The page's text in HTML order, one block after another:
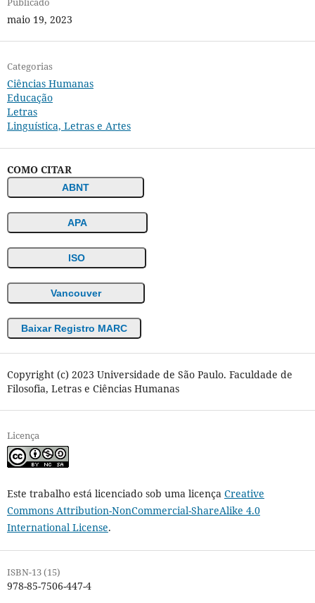
maio 19, 2023
Categorias
Ciências Humanas
Educação
Letras
Linguística, Letras e Artes
COMO CITAR
ABNT
APA
ISO
Vancouver
Baixar Registro MARC
Copyright (c) 2023 Universidade de São Paulo. Faculdade de
Filosofia, Letras e Ciências Humanas
Licença
Este trabalho está licenciado sob uma licença Creative
Commons Attribution-NonCommercial-ShareAlike 4.0
International License.
ISBN-13 (15)
978-85-7506-447-4